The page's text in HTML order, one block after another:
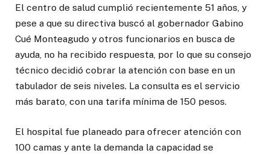
El centro de salud cumplió recientemente 51 años, y
pese a que su directiva buscó al gobernador Gabino
Cué Monteagudo y otros funcionarios en busca de
ayuda, no ha recibido respuesta, por lo que su consejo
técnico decidió cobrar la atención con base en un
tabulador de seis niveles. La consulta es el servicio
más barato, con una tarifa mínima de 150 pesos.
El hospital fue planeado para ofrecer atención con
100 camas y ante la demanda la capacidad se